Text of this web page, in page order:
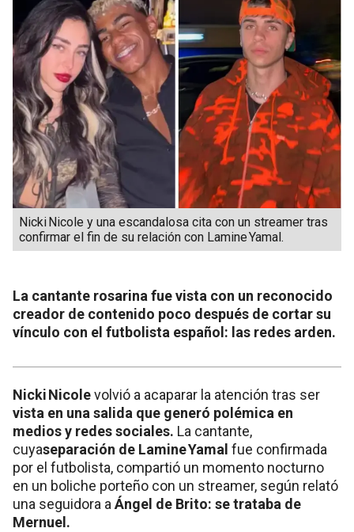
Nicki Nicole y una escandalosa cita con un streamer tras
confirmar el fin de su relación con Lamine Yamal.
La cantante rosarina fue vista con un reconocido
creador de contenido poco después de cortar su
vínculo con el futbolista español: las redes arden.
Nicki Nicolevolvió a acaparar la atención tras ser
vista en una salida que generó polémica en
medios y redes sociales. La cantante,
cuyaseparación de Lamine Yamal fue confirmada
por el futbolista, compartió un momento nocturno
en un boliche porteño con un streamer, según relató
una seguidora aÁngel de Brito: se trataba de
Mernuel.